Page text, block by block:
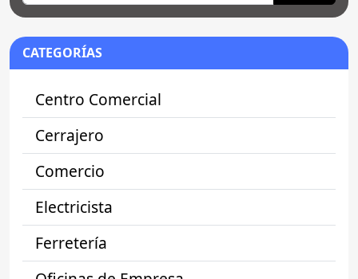
CATEGORÍAS
Centro Comercial
Cerrajero
Comercio
Electricista
Ferretería